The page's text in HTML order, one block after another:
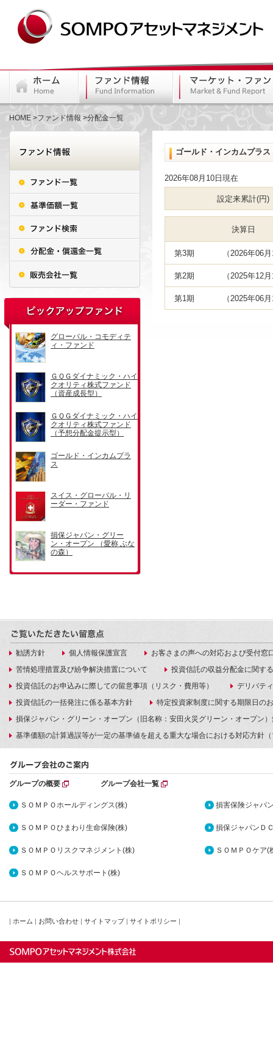
HOME ファンド情報 分配金一覧
ゴールド・インカムプラ
2026年08月10日現在
設定来累計(円)
決算日
第3期 （2026年06
第2期 （2025年12
第1期 （2025年06
勧誘方針 個人情報保護宣言
お客さまの声への対応および受付窓
苦情処理措置及び紛争解決措置について
投資信託の収益分配金に関す
投資信託のお申込みに際しての留意事項（リスク・費用等）
デリバテ
投資信託の一括発注に係る基本方針
特定投資家制度に関する期限日の
損保ジャパン・グリーン・オープン（旧名称：安田火災グリーン・オープン
基準価額の計算過誤等が一定の基準値を超える重大な場合における対応方針
グループの概要 グループ会社一覧
ＳＯＭＰＯホールディングス(株) 損害保険ジャパ
ＳＯＭＰＯひまわり生命保険(株) 損保ジャパンＤ
ＳＯＭＰＯリスクマネジメント(株) ＳＯＭＰＯケア(
ＳＯＭＰＯヘルスサポート(株)
ホーム お問い合わせ サイトマップ サイトポリシー